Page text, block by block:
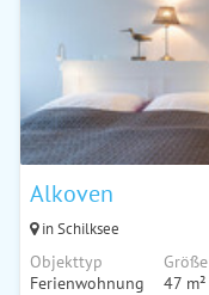
Alkoven
in Schilksee
Objekttyp
Ferienwohnung
Größe
47 m²